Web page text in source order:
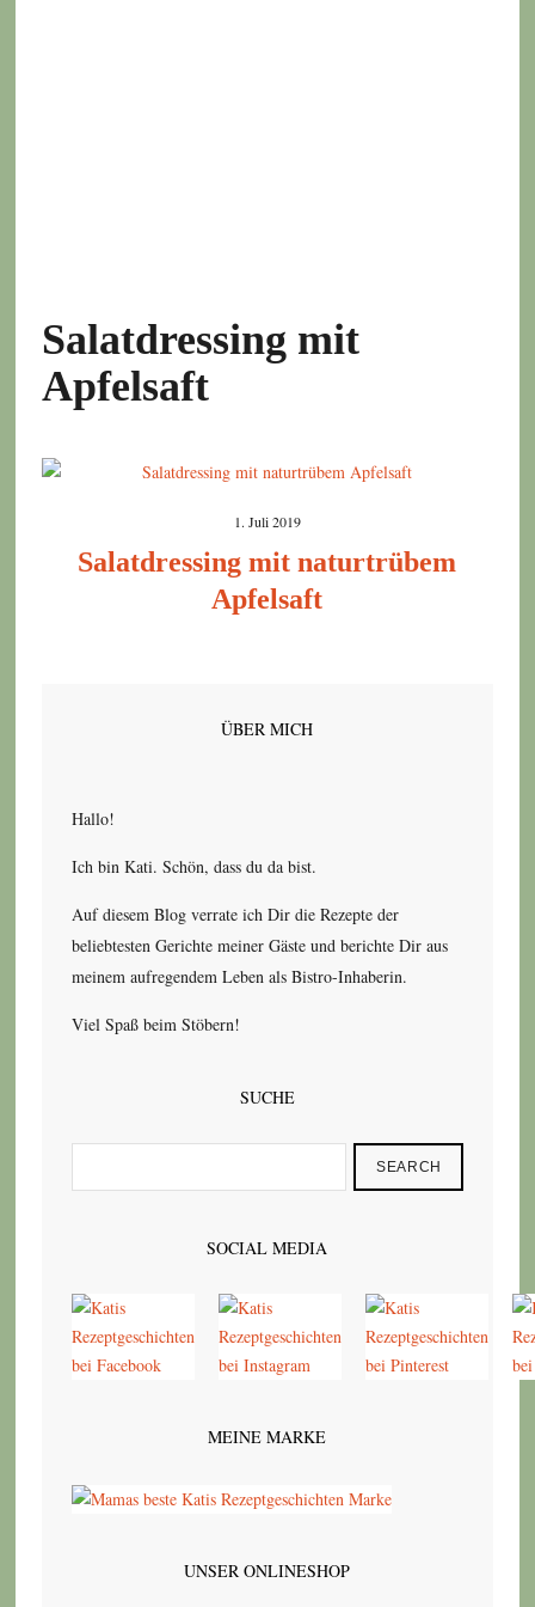
Salatdressing mit
Apfelsaft
1. Juli 2019
Salatdressing mit naturtrübem
Apfelsaft
ÜBER MICH
Hallo!
Ich bin Kati. Schön, dass du da bist.
Auf diesem Blog verrate ich Dir die Rezepte der
beliebtesten Gerichte meiner Gäste und berichte Dir aus
meinem aufregendem Leben als Bistro-Inhaberin.
Viel Spaß beim Stöbern!
SUCHE
SEARCH
SOCIAL MEDIA
MEINE MARKE
UNSER ONLINESHOP